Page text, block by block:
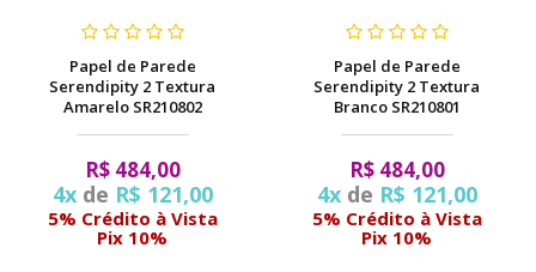
Papel de Parede
Serendipity 2 Textura
Amarelo SR210802
R$ 484,00
4xde R$ 121,00
5% Crédito à Vista
Pix 10%
Papel de Parede
Serendipity 2 Textura
Branco SR210801
R$ 484,00
4xde R$ 121,00
5% Crédito à Vista
Pix 10%